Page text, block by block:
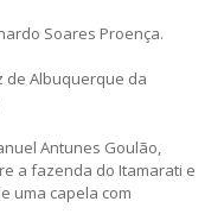
Soares Proença.
de Albuquerque da
Antunes Goulão,
a fazenda do Itamarati e
uma capela com